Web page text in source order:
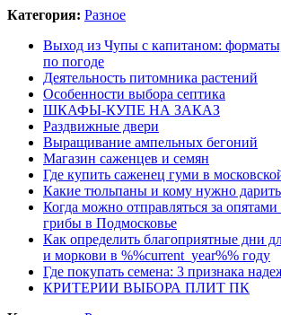
Категория: Разное
Выход из Чупы с капитаном:
по погоде
Деятельность питомника растений
Особенности выбора септика
ШКАФЫ-КУПЕ НА ЗАКАЗ
Раздвижные двери
Выращивание ампельных бегоний
Магазин саженцев и семян
Где купить саженец гуми в
Какие тюльпаны и кому нужно
Когда можно отправляться за опятами
грибы в Подмосковье
Как определить благоприятные дни
и моркови в %%current_year%% году
Где покупать семена: 3 признака
КРИТЕРИИ ВЫБОРА ПЛИТ ПК